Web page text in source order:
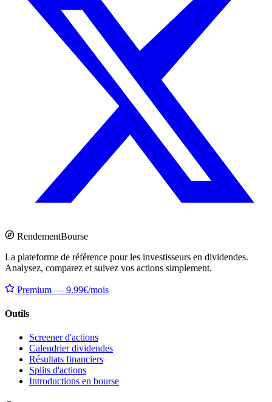
RendementBourse
La plateforme de référence pour les investisseurs en dividendes.
Analysez, comparez et suivez vos actions simplement.
Premium — 9.99€/mois
Outils
Screener d'actions
Calendrier dividendes
Résultats financiers
Splits d'actions
Introductions en bourse